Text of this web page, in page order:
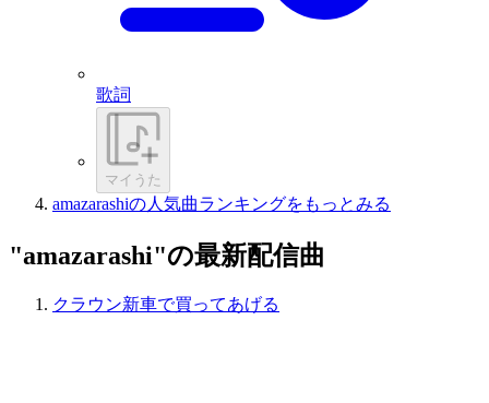
歌詞
マイうた
amazarashiの人気曲ランキングをもっとみる
"amazarashi"の最新配信曲
クラウン新車で買ってあげる